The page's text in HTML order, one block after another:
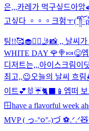
은,,,카레가 먹구싶드아앙
고싶다 。。。크헝ㅜ
팅!!🥰🧁❤️‍🔥🤳📸 ,, 날씨
WHITE DAY 🌹🍭🍬😋
디저트는,,,아이스크림이
최고,,😉오늘의 날씨 흐
이트💕🐰☔️🐈‍⬛📱 엡떠
🪟have a flavorful week
MVP ( っ˶°૦°˶)づ ⚽️.ᐟ.ᐟ🧸